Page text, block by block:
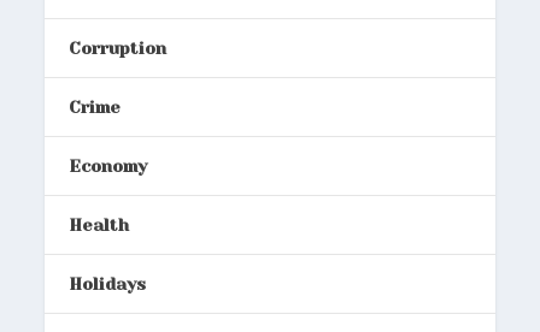
Corruption
Crime
Economy
Health
Holidays